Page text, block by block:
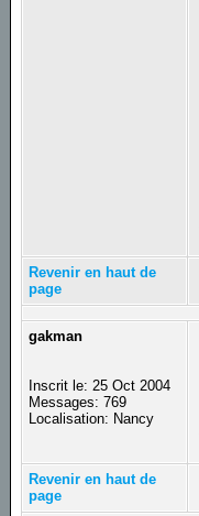
Revenir en haut de
page
gakman
Inscrit le: 25 Oct 2004
Messages: 769
Localisation: Nancy
Revenir en haut de
page